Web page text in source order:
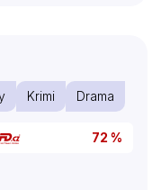
Krimi Drama
72 %